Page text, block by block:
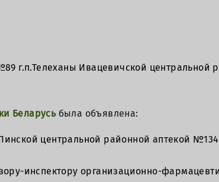
г.п.Телеханы Ивацевичской центральной
Беларусь была объявлена:
центральной районной аптекой
инспектору организационно-